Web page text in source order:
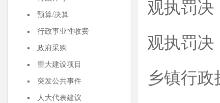
预算/决算
行政事业性收费
政府采购
重大建设项目
突发公共事件
人大代表建议
观执罚决
观执罚决
乡镇行